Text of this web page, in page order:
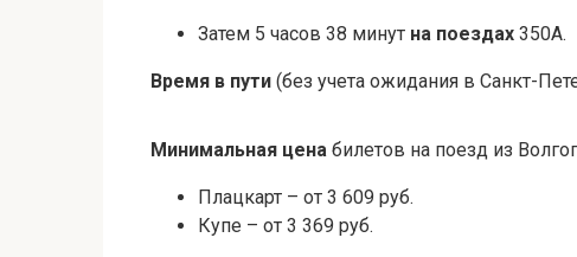
Затем 5 часов 38 минут на поездах 350А.
Время в пути (без учета ожидания в Санкт-
Минимальная цена билетов на поезд из
Плацкарт – от 3 609 руб.
Купе – от 3 369 руб.